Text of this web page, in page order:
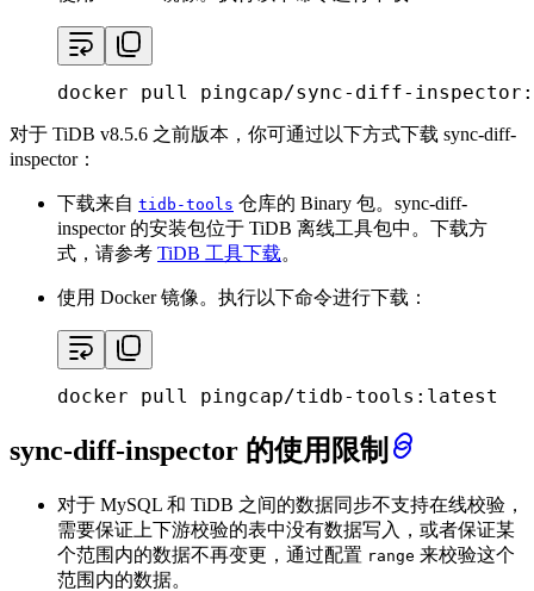
docker pull pingcap/sync-diff-
对于 TiDB v8.5.6 之前版本，你可通过以下方式下载 sync-diff-
inspector：
下载来自 tidb-tools 仓库的 Binary 包。sync-diff-
inspector 的安装包位于 TiDB 离线工具包中。下载方
式，请参考 TiDB 工具下载。
使用 Docker 镜像。执行以下命令进行下载：
docker pull pingcap/tidb-tools:latest
sync-diff-inspector 的使用限制
对于 MySQL 和 TiDB 之间的数据同步不支持在线校验，
需要保证上下游校验的表中没有数据写入，或者保证某
个范围内的数据不再变更，通过配置 range 来校验这个
范围内的数据。